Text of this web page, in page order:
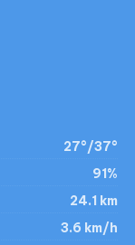
27°/37°
91%
24.1 km
3.6 km/h